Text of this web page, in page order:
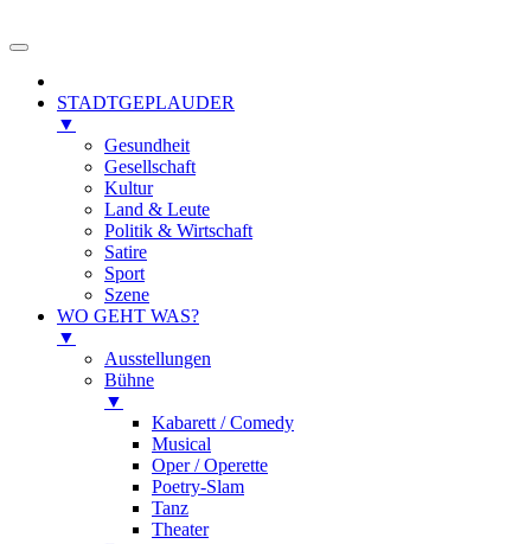
STADTGEPLAUDER
▼
Gesundheit
Gesellschaft
Kultur
Land & Leute
Politik & Wirtschaft
Satire
Sport
Szene
WO GEHT WAS?
▼
Ausstellungen
Bühne
▼
Kabarett / Comedy
Musical
Oper / Operette
Poetry-Slam
Tanz
Theater